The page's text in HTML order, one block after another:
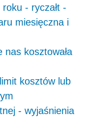
- ryczałt -
miesięczna i
kosztowała
kosztów lub
- wyjaśnienia